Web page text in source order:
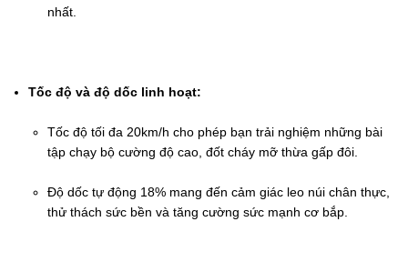
nhất.
Tốc độ và độ dốc linh hoạt:
Tốc độ tối đa 20km/h cho phép bạn trải nghiệm những bài
tập chạy bộ cường độ cao, đốt cháy mỡ thừa gấp đôi.
Độ dốc tự động 18% mang đến cảm giác leo núi chân thực,
thử thách sức bền và tăng cường sức mạnh cơ bắp.